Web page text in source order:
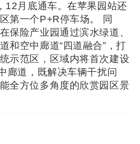
12月底通车。在苹果园站还
第一个P+R停车场。 同
保险产业园通过滨水绿道、
和空中廊道“四道融合”，打
示范区，区域内将首次建设
廊道，既解决车辆干扰问
全方位多角度的欣赏园区景